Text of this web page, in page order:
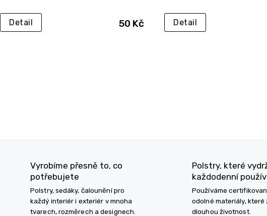
50 Kč
Detail Detail
Vyrobíme přesně to, co
potřebujete
Polstry, sedáky, čalounění pro
každý interiér i exteriér v mnoha
tvarech, rozměrech a designech.
Polstry, které
každodenní
Používáme
odolné materiály, které
dlouhou životnost.